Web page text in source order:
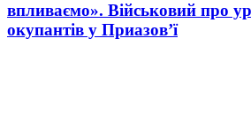
впливаємо». Військовий про
окупантів у Приазов’ї